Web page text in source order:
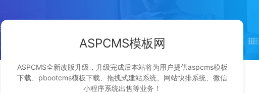
ASPCMS模板网
ASPCMS全新改版升级，升级完成后本站将为用户提供aspcms模板
下载、pbootcms模板下载、拖拽式建站系统、网站快排系统、微信
小程序系统出售等业务！